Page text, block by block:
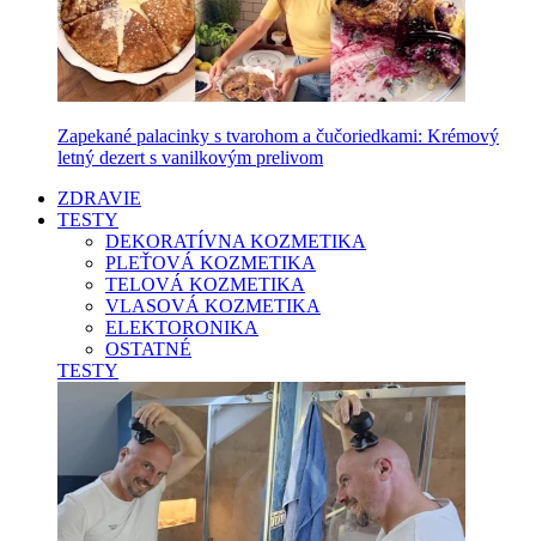
Zapekané palacinky s tvarohom a čučoriedkami: Krémový
letný dezert s vanilkovým prelivom
ZDRAVIE
TESTY
DEKORATÍVNA KOZMETIKA
PLEŤOVÁ KOZMETIKA
TELOVÁ KOZMETIKA
VLASOVÁ KOZMETIKA
ELEKTORONIKA
OSTATNÉ
TESTY